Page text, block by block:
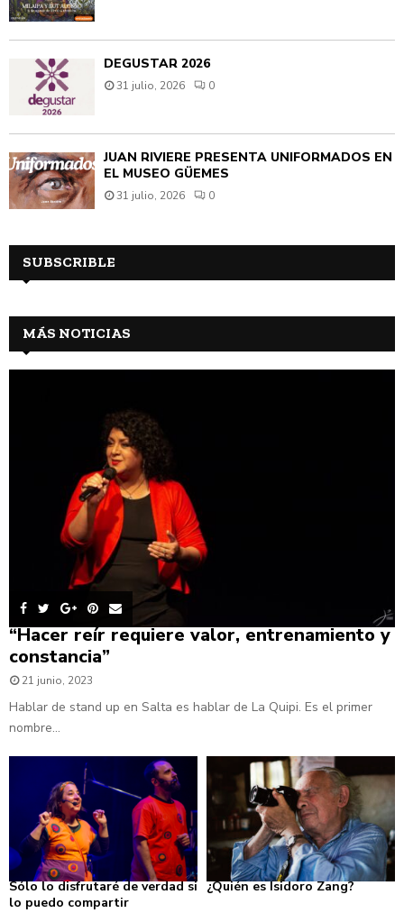
DEGUSTAR 2026
31 julio, 2026 0
JUAN RIVIÈRE PRESENTA UNIFORMADOS EN
EL MUSEO GÜEMES
31 julio, 2026 0
SUBSCRIBLE
MÁS NOTICIAS
“Hacer reír requiere valor, entrenamiento y
constancia”
21 junio, 2023
Hablar de stand up en Salta es hablar de La Quipi. Es el primer
nombre...
Sólo lo disfrutaré de verdad si
lo puedo compartir
¿Quién es Isidoro Zang?